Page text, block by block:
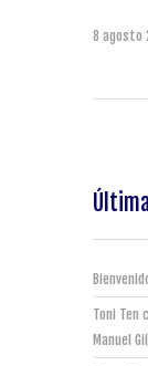
8 agosto
Toni Ten
Manuel